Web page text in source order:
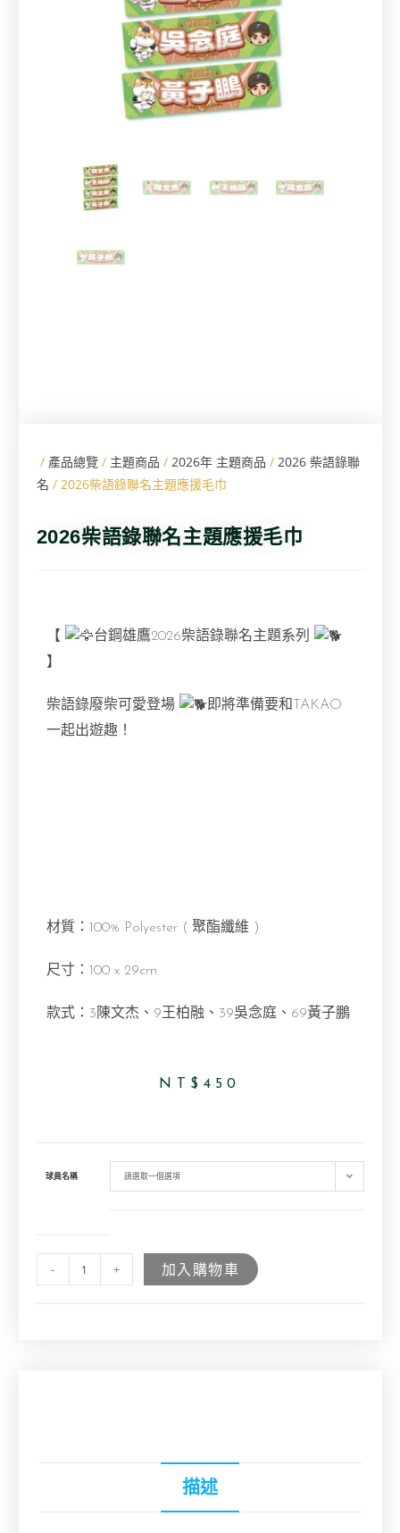
/ 產品總覽/ 主題商品 / 2026年 主題商品 / 2026 柴語錄聯
名 / 2026柴語錄聯名主題應援毛巾
2026柴語錄聯名主題應援毛巾
【
台鋼雄鷹2026柴語錄聯名主題系列
】
柴語錄廢柴可愛登場
即將準備要和TAKAO
一起出遊趣！
材質：100% Polyester ( 聚酯纖維 )
尺寸：100 x 29cm
款式： 3陳文杰 、9王柏融、 39吳念庭、 69黃子鵬
NT$ 450
球員名稱 請選取一個選項
- + 加入購物車
描述